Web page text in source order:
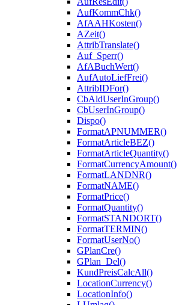
AufKommChk()
AfAAHKosten()
AZeit()
AttribTranslate()
Auf_Sperr()
AfABuchWert()
AufAutoLiefFrei()
AttribIDFor()
CbAldUserInGroup()
CbUserInGroup()
Dispo()
FormatAPNUMMER()
FormatArticleBEZ()
FormatArticleQuantity()
FormatCurrencyAmount()
FormatLANDNR()
FormatNAME()
FormatPrice()
FormatQuantity()
FormatSTANDORT()
FormatTERMIN()
FormatUserNo()
GPlanCre()
GPlan_Del()
KundPreisCalcAll()
LocationCurrency()
LocationInfo()